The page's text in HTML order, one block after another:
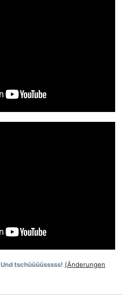
tschüüüüsssss! (Änderungen